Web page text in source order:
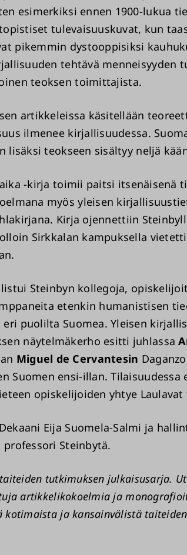
esimerkiksi ennen 1900-lukua
tulevaisuuskuvat, kun
pikemmin dystooppisiksi
tehtävä menneisyyden
teoksen toimittajista.
artikkeleissa käsitellään
ilmenee kirjallisuudessa.
lisäksi teokseen sisältyy neljä
-kirja toimii paitsi itsenäisenä
myös yleisen
Kirja ojennettiin
Sirkkalan kampuksella
Steinbyn kollegoja,
etenkin humanistisen
puolilta Suomea. Yleisen
näytelmäkerho esitti juhlassa
Miguel de Cervantesin
Suomen ensi-illan. Tilaisuudessa
opiskelijoiden yhtye
Eija Suomela-Salmi ja
Steinbytä.
tutkimuksen julkaisusarja.
artikkelikokoelmia ja
kotimaista ja kansainvälistä